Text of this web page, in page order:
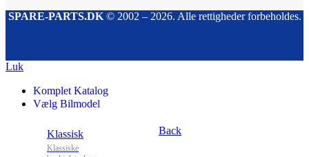
SPARE-PARTS.DK© 2002 – 2026. Alle rettigheder forbeholdes.
Luk
Komplet Katalog
Vælg Bilmodel
Klassisk
Klassiske
Back